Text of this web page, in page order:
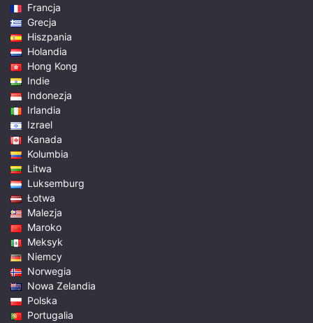
Francja
Grecja
Hiszpania
Holandia
Hong Kong
Indie
Indonezja
Irlandia
Izrael
Kanada
Kolumbia
Litwa
Luksemburg
Łotwa
Malezja
Maroko
Meksyk
Niemcy
Norwegia
Nowa Zelandia
Polska
Portugalia